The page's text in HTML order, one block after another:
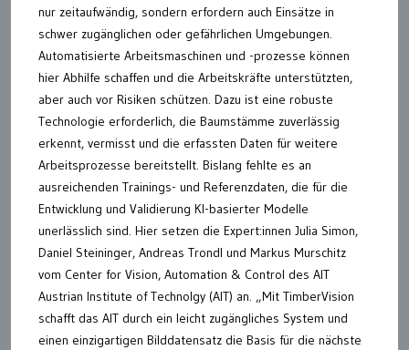
nur zeitaufwändig, sondern erfordern auch Einsätze in
schwer zugänglichen oder gefährlichen Umgebungen.
Automatisierte Arbeitsmaschinen und -prozesse können
hier Abhilfe schaffen und die Arbeitskräfte unterstützten,
aber auch vor Risiken schützen. Dazu ist eine robuste
Technologie erforderlich, die Baumstämme zuverlässig
erkennt, vermisst und die erfassten Daten für weitere
Arbeitsprozesse bereitstellt. Bislang fehlte es an
ausreichenden Trainings- und Referenzdaten, die für die
Entwicklung und Validierung KI-basierter Modelle
unerlässlich sind. Hier setzen die Expert:innen Julia Simon,
Daniel Steininger, Andreas Trondl und Markus Murschitz
vom Center for Vision, Automation & Control des AIT
Austrian Institute of Technolgy (AIT) an. „Mit TimberVision
schafft das AIT durch ein leicht zugängliches System und
einen einzigartigen Bilddatensatz die Basis für die nächste